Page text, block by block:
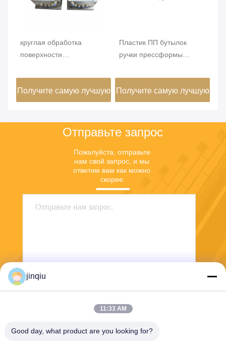
круглая обработка
поверхности
П20 прессформы 718Х
пищевого контейнера
1.5Л круглая
Получите самую лучшую
Пластик ПП бутылок
ручки прессформы
отлитый в форму
дуновением
Получите самую лучшую
Отправьте запрос
Пожалуйста, отправьте
нам свой запрос, и мы
ответим вам как можно
скорее.
jinqiu
11:33 AM
Good day, what product are you looking for?